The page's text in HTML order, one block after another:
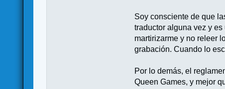
Soy consciente de que
traductor alguna vez y
martirizarme y no releer
grabación. Cuando lo
Por lo demás, el
Queen Games, y mejor